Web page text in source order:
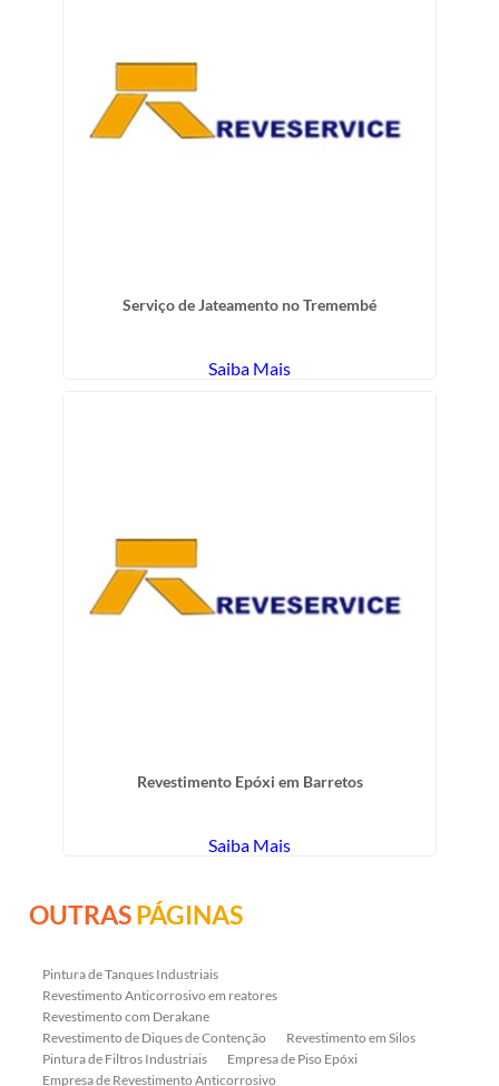
Serviço de Jateamento no Tremembé
Saiba Mais
Revestimento Epóxi em Barretos
Saiba Mais
OUTRASPÁGINAS
Pintura de Tanques Industriais
Revestimento Anticorrosivo em reatores
Revestimento com Derakane
Revestimento de Diques de Contenção
Revestimento em Silos
Pintura de Filtros Industriais
Empresa de Piso Epóxi
Empresa de Revestimento Anticorrosivo